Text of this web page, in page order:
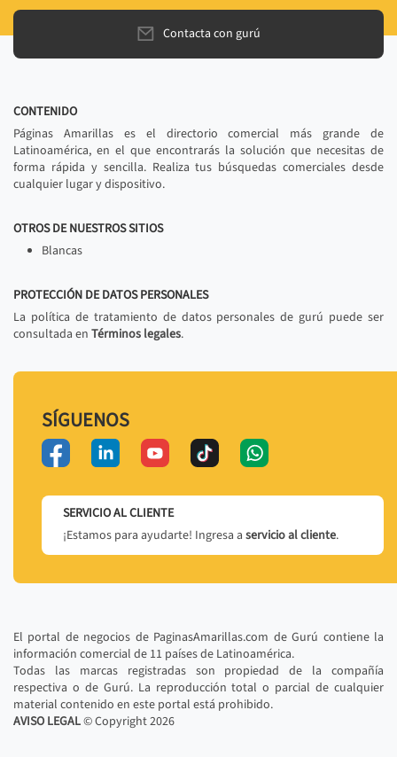
Contacta con gurú
CONTENIDO
Páginas Amarillas es el directorio comercial más grande de
Latinoamérica, en el que encontrarás la solución que necesitas de
forma rápida y sencilla. Realiza tus búsquedas comerciales desde
cualquier lugar y dispositivo.
OTROS DE NUESTROS SITIOS
Blancas
PROTECCIÓN DE DATOS PERSONALES
La política de tratamiento de datos personales de gurú puede ser
consultada en Términos legales.
SÍGUENOS
SERVICIO AL CLIENTE
¡Estamos para ayudarte! Ingresa a servicio al cliente.
El portal de negocios de PaginasAmarillas.com de Gurú contiene la
información comercial de 11 países de Latinoamérica.
Todas las marcas registradas son propiedad de la compañía
respectiva o de Gurú. La reproducción total o parcial de cualquier
material contenido en este portal está prohibido.
AVISO LEGAL© Copyright2026